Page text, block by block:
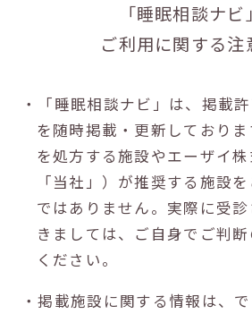
「睡眠相談ナビ
ご利用に関する注
・「睡眠相談ナビ」は、掲載
を随時掲載・更新しており
を処方する施設やエーザイ
「当社」）が推奨する施設
ではありません。実際に受
きましては、ご自身でご判
ください。
・掲載施設に関する情報は、